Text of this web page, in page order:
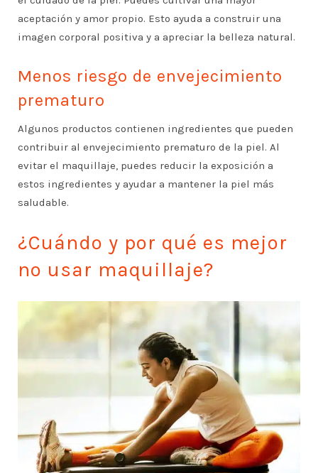
aceptación y amor propio. Esto ayuda a construir una
imagen corporal positiva y a apreciar la belleza natural.
Menos riesgo de envejecimiento
prematuro
Algunos productos contienen ingredientes que pueden
contribuir al envejecimiento prematuro de la piel. Al
evitar el maquillaje, puedes reducir la exposición a
estos ingredientes y ayudar a mantener la piel más
saludable.
¿Cuándo y por qué es mejor
no usar maquillaje?